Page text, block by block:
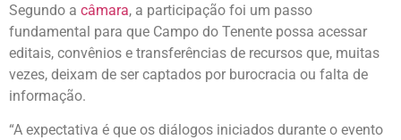
Segundo a câmara, a participação foi um passo
fundamental para que Campo do Tenente possa acessar
editais, convênios e transferências de recursos que, muitas
vezes, deixam de ser captados por burocracia ou falta de
informação.
“A expectativa é que os diálogos iniciados durante o evento